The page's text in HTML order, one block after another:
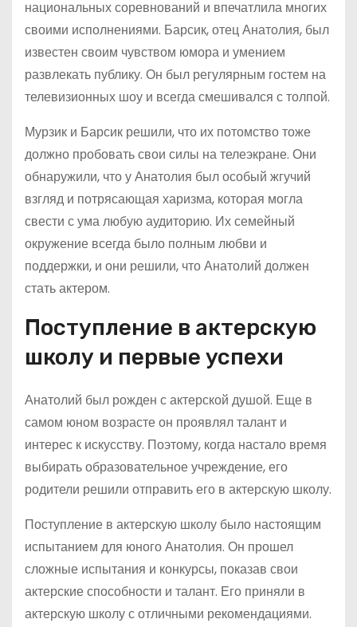
национальных соревнований и впечатлила многих
своими исполнениями. Барсик, отец Анатолия, был
известен своим чувством юмора и умением
развлекать публику. Он был регулярным гостем на
телевизионных шоу и всегда смешивался с толпой.
Мурзик и Барсик решили, что их потомство тоже
должно пробовать свои силы на телеэкране. Они
обнаружили, что у Анатолия был особый жгучий
взгляд и потрясающая харизма, которая могла
свести с ума любую аудиторию. Их семейный
окружение всегда было полным любви и
поддержки, и они решили, что Анатолий должен
стать актером.
Поступление в актерскую
школу и первые успехи
Анатолий был рожден с актерской душой. Еще в
самом юном возрасте он проявлял талант и
интерес к искусству. Поэтому, когда настало время
выбирать образовательное учреждение, его
родители решили отправить его в актерскую школу.
Поступление в актерскую школу было настоящим
испытанием для юного Анатолия. Он прошел
сложные испытания и конкурсы, показав свои
актерские способности и талант. Его приняли в
актерскую школу с отличными рекомендациями.